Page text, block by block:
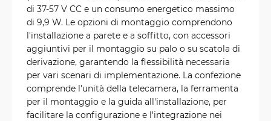
di 37-57 V CC e un consumo energetico massimo
di 9,9 W. Le opzioni di montaggio comprendono
l'installazione a parete e a soffitto, con accessori
aggiuntivi per il montaggio su palo o su scatola di
derivazione, garantendo la flessibilità necessaria
per vari scenari di implementazione. La confezione
comprende l'unità della telecamera, la ferramenta
per il montaggio e la guida all'installazione, per
facilitare la configurazione e l'integrazione nei